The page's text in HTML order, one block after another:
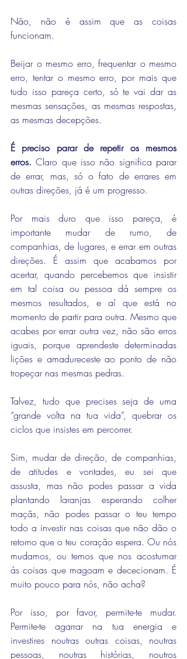
Não, não é assim que as coisas
funcionam.
Beijar o mesmo erro, frequentar o mesmo
erro, tentar o mesmo erro, por mais que
tudo isso pareça certo, só te vai dar as
mesmas sensações, as mesmas respostas,
as mesmas decepções.
É preciso parar de repetir os mesmos
erros. Claro que isso não significa parar
de errar, mas, só o fato de errares em
outras direções, já é um progresso.
Por mais duro que isso pareça, é
importante mudar de rumo, de
companhias, de lugares, e errar em outras
direções. É assim que acabamos por
acertar, quando percebemos que insistir
em tal coisa ou pessoa dá sempre os
mesmos resultados, e aí que está no
momento de partir para outra. Mesmo que
acabes por errar outra vez, não são erros
iguais, porque aprendeste determinadas
lições e amadureceste ao ponto de não
tropeçar nas mesmas pedras.
Talvez, tudo que precises seja de uma
“grande volta na tua vida”, quebrar os
ciclos que insistes em percorrer.
Sim, mudar de direção, de companhias,
de atitudes e vontades, eu sei que
assusta, mas não podes passar a vida
plantando laranjas esperando colher
maçãs, não podes passar o teu tempo
todo a investir nas coisas que não dão o
retorno que o teu coração espera. Ou nós
mudamos, ou temos que nos acostumar
ás coisas que magoam e dececionam. É
muito pouco para nós, não acha?
Por isso, por favor, permite-te mudar.
Permite-te agarrar na tua energia e
investires noutras outras coisas, noutras
pessoas, noutras histórias, noutros